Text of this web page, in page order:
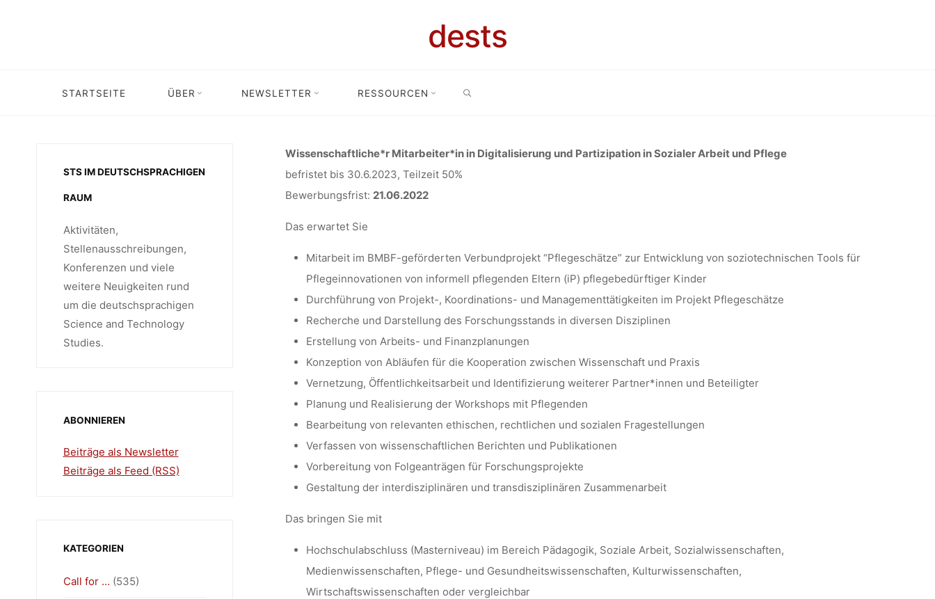
dests
STARTSEITE ÜBER NEWSLETTER RESSOURCEN
WISSENSCHAFTLICHE*R
MITARBEITER*IN (50%) IN
DIGITALISIERUNG UND
PARTIZIPATION IN SOZIALER
ARBEIT UND PFLEGE, TH KÖLN
lisa 1. Juni 2022
Stellenangebot Stellenangebot: Wissenschaftliche*r Mitarbeiter*in (50%) in Digitalisierung und Partizipation in Sozialer Arbeit und Pflege, TH Köln
Wissenschaftliche*r Mitarbeiter*in in Digitalisierung und Partizipation in Sozialer Arbeit und Pflege
befristet bis 30.6.2023, Teilzeit 50%
Bewerbungsfrist: 21.06.2022
Das erwartet Sie
Mitarbeit im BMBF-geförderten Verbundprojekt “Pflegeschätze” zur Entwicklung von soziotechnischen Tools für
Pflegeinnovationen von informell pflegenden Eltern (iP) pflegebedürftiger Kinder
Durchführung von Projekt-, Koordinations- und Managementtätigkeiten im Projekt Pflegeschätze
Recherche und Darstellung des Forschungsstands in diversen Disziplinen
Erstellung von Arbeits- und Finanzplanungen
Konzeption von Abläufen für die Kooperation zwischen Wissenschaft und Praxis
Vernetzung, Öffentlichkeitsarbeit und Identifizierung weiterer Partner*innen und Beteiligter
Planung und Realisierung der Workshops mit Pflegenden
Bearbeitung von relevanten ethischen, rechtlichen und sozialen Fragestellungen
Verfassen von wissenschaftlichen Berichten und Publikationen
Vorbereitung von Folgeanträgen für Forschungsprojekte
Gestaltung der interdisziplinären und transdisziplinären Zusammenarbeit
Das bringen Sie mit
Hochschulabschluss (Masterniveau) im Bereich Pädagogik, Soziale Arbeit, Sozialwissenschaften,
Medienwissenschaften, Pflege- und Gesundheitswissenschaften, Kulturwissenschaften,
Wirtschaftswissenschaften oder vergleichbar
STS IM DEUTSCHSPRACHIGEN
RAUM
Aktivitäten,
Stellenausschreibungen,
Konferenzen und viele
weitere Neuigkeiten rund
um die deutschsprachigen
Science and Technology
Studies.
ABONNIEREN
Beiträge als Newsletter
Beiträge als Feed (RSS)
KATEGORIEN
Call for … (535)